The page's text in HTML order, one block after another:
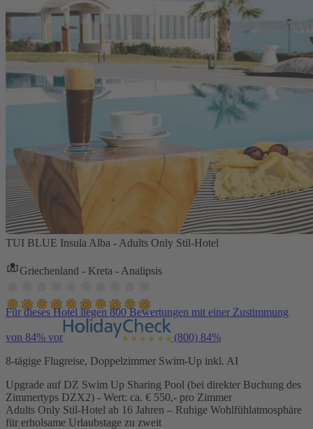
TUI BLUE Insula Alba - Adults Only Stil-Hotel
Griechenland - Kreta - Analipsis
Für dieses Hotel liegen 800 Bewertungen mit einer Zustimmung
von 84% vor (800) 84%
8-tägige Flugreise, Doppelzimmer Swim-Up inkl. AI
Upgrade auf DZ Swim Up Sharing Pool (bei direkter Buchung des
Zimmertyps DZX2) - Wert: ca. € 550,- pro Zimmer
Adults Only Stil-Hotel ab 16 Jahren – Ruhige Wohlfühlatmosphäre
für erholsame Urlaubstage zu zweit